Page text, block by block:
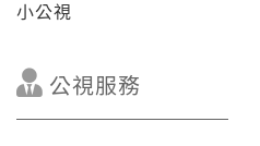
小公視
公視服務